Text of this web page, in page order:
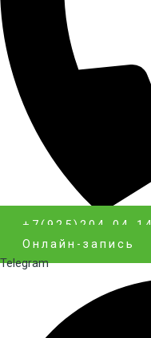
+7(925)204-04-14
Онлайн-запись
Telegram